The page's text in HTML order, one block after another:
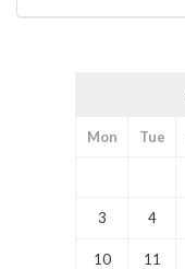
Mon Tue
3 4
10 11